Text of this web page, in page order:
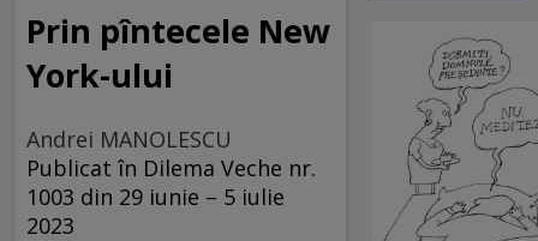
Prin pîntecele New
York-ului
Andrei MANOLESCU
Publicat în Dilema Veche nr.
1003 din 29 iunie – 5 iulie
2023